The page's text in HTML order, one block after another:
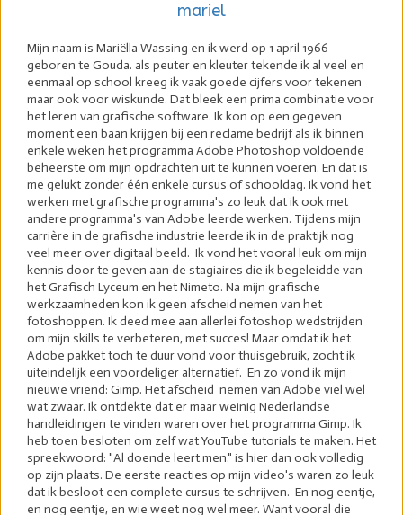
mariel
Mijn naam is Mariëlla Wassing en ik werd op 1 april 1966
geboren te Gouda. als peuter en kleuter tekende ik al veel en
eenmaal op school kreeg ik vaak goede cijfers voor tekenen
maar ook voor wiskunde. Dat bleek een prima combinatie voor
het leren van grafische software. Ik kon op een gegeven
moment een baan krijgen bij een reclame bedrijf als ik binnen
enkele weken het programma Adobe Photoshop voldoende
beheerste om mijn opdrachten uit te kunnen voeren. En dat is
me gelukt zonder één enkele cursus of schooldag. Ik vond het
werken met grafische programma's zo leuk dat ik ook met
andere programma's van Adobe leerde werken. Tijdens mijn
carrière in de grafische industrie leerde ik in de praktijk nog
veel meer over digitaal beeld. Ik vond het vooral leuk om mijn
kennis door te geven aan de stagiaires die ik begeleidde van
het Grafisch Lyceum en het Nimeto. Na mijn grafische
werkzaamheden kon ik geen afscheid nemen van het
fotoshoppen. Ik deed mee aan allerlei fotoshop wedstrijden
om mijn skills te verbeteren, met succes! Maar omdat ik het
Adobe pakket toch te duur vond voor thuisgebruik, zocht ik
uiteindelijk een voordeliger alternatief. En zo vond ik mijn
nieuwe vriend: Gimp. Het afscheid nemen van Adobe viel wel
wat zwaar. Ik ontdekte dat er maar weinig Nederlandse
handleidingen te vinden waren over het programma Gimp. Ik
heb toen besloten om zelf wat YouTube tutorials te maken. Het
spreekwoord: "Al doende leert men." is hier dan ook volledig
op zijn plaats. De eerste reacties op mijn video's waren zo leuk
dat ik besloot een complete cursus te schrijven. En nog eentje,
en nog eentje, en wie weet nog wel meer. Want vooral die